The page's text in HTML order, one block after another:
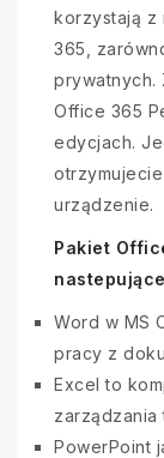
korzystają z
365,
prywatnych.
Office 365
edycjach.
urządzenie.
Pakiet
Word w MS
pracy z
Excel to
zarządzania
PowerPoint